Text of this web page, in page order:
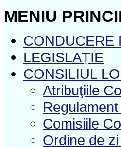
MENIU
CONDUCERE
LEGISLAȚIE
CONSILIUL
Atribuţiile
Comisiile
Ordine de